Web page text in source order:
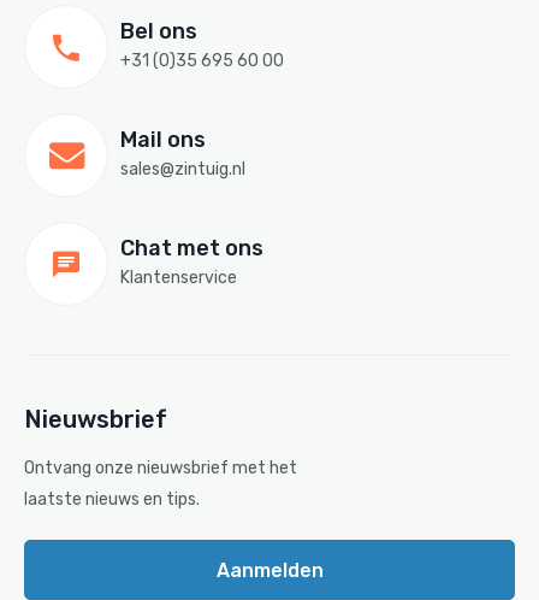
Bel ons
+31 (0)35 695 60 00
Mail ons
sales@zintuig.nl
Chat met ons
Klantenservice
Nieuwsbrief
Ontvang onze nieuwsbrief met het
laatste nieuws en tips.
Aanmelden